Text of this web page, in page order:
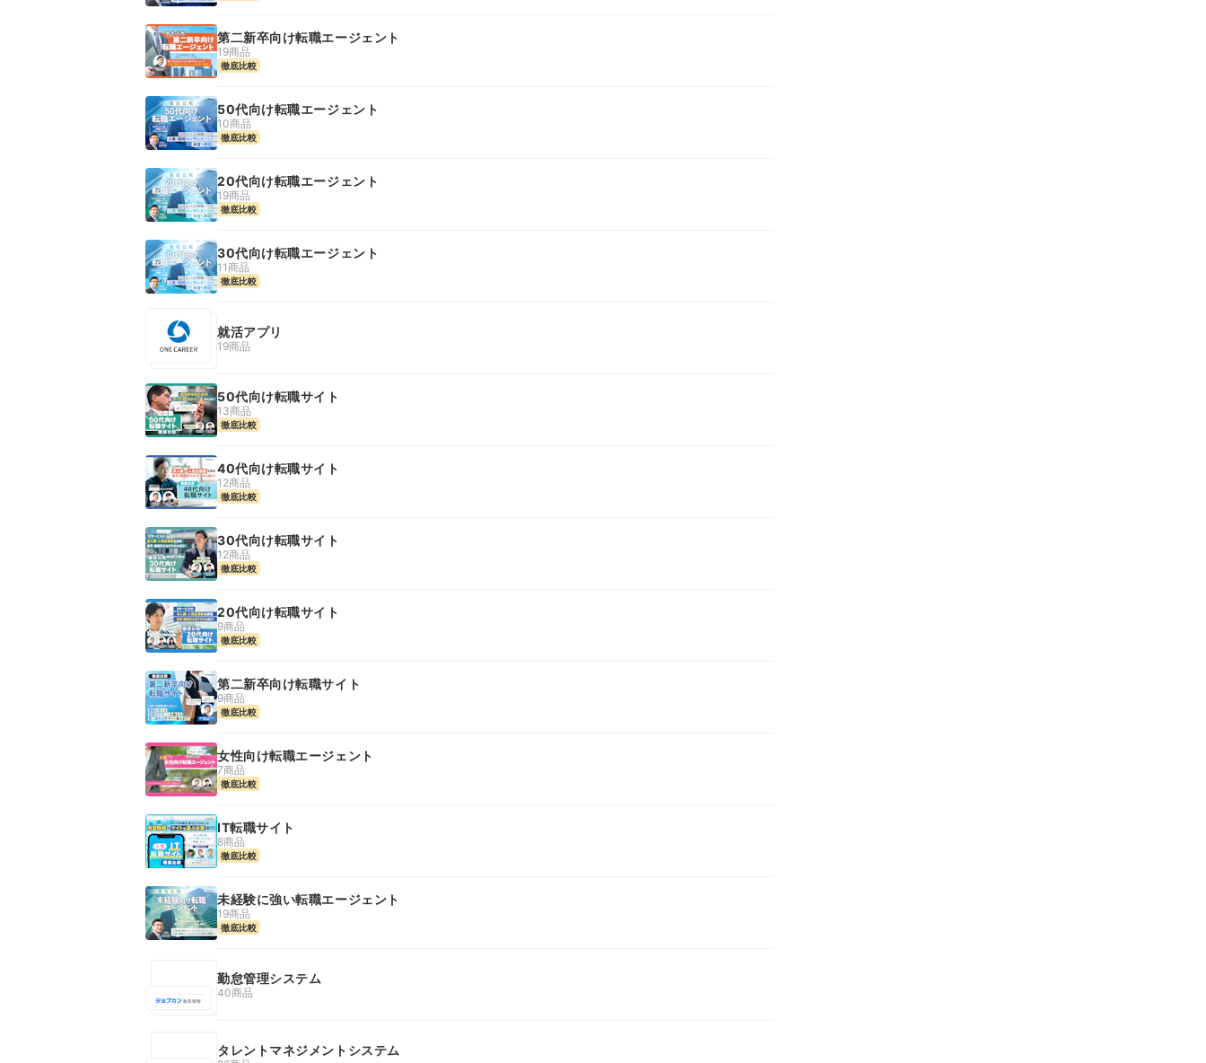
第二新卒向け転職エージェント
19商品
徹底比較
50代向け転職エージェント
10商品
徹底比較
20代向け転職エージェント
19商品
徹底比較
30代向け転職エージェント
11商品
徹底比較
就活アプリ
19商品
50代向け転職サイト
13商品
徹底比較
40代向け転職サイト
12商品
徹底比較
30代向け転職サイト
12商品
徹底比較
20代向け転職サイト
9商品
徹底比較
第二新卒向け転職サイト
9商品
徹底比較
女性向け転職エージェント
7商品
徹底比較
IT転職サイト
8商品
徹底比較
未経験に強い転職エージェント
19商品
徹底比較
勤怠管理システム
40商品
タレントマネジメントシステム